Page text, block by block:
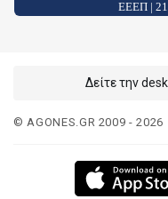
ΕΕΕΠ |
Δείτε την
© AGONES.GR 2009 - 2026